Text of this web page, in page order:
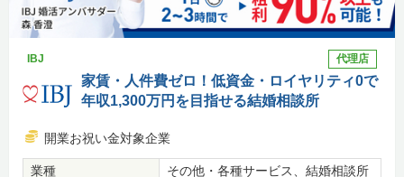
IBJ 代理店
家賃・人件費ゼロ！低資金・ロイヤリティ0で
年収1,300万円を目指せる結婚相談所
開業お祝い金対象企業
業種
その他・各種サービス、結婚相談所